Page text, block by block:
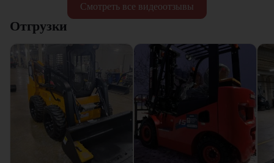
Смотреть все видеоотзывы
Отгрузки